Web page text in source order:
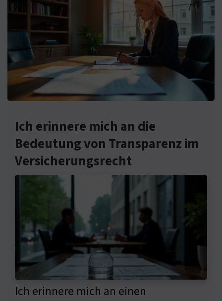
Ich erinnere mich an die
Bedeutung von Transparenz im
Versicherungsrecht
Ich erinnere mich an einen